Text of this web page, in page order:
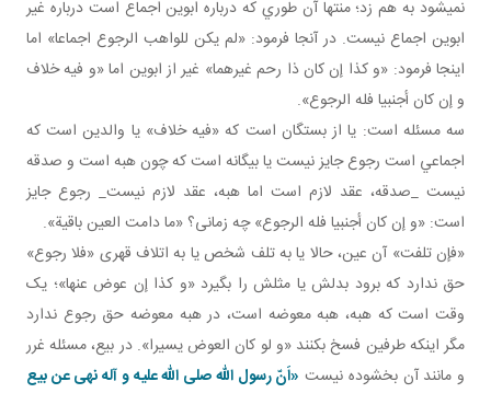
نمي شود به هم زد؛ منتها آن طوري که درباره ابوين اجماع است درباره غير
ابوين اجماع نيست. در آنجا فرمود: «لم يکن للواهب الرجوع اجماعا» اما
اينجا فرمود: «و کذا إن کان ذا رحم غيرهما» غير از ابوين اما «و فيه خلاف
و إن كان أجنبيا فله الرجوع».
سه مسئله است: يا از بستگان است که «فيه خلاف» يا والدين است که
اجماعي است رجوع جايز نيست يا بيگانه است که چون هبه است و صدقه
نيست _صدقه، عقد لازم است اما هبه، عقد لازم نيست_ رجوع جايز
است: «و إن کان أجنبيا فله الرجوع» چه زمانی؟ «ما دامت العين باقية».
«فإن تلفت» آن عين، حالا يا به تلف شخص يا به اتلاف قهری «فلا رجوع»
حق ندارد که برود بدلش يا مثلش را بگيرد «و کذا إن عوض عنها»؛ يک
وقت است که هبه، هبه معوضه است، در هبه معوضه حق رجوع ندارد
مگر اينکه طرفين فسخ بکنند «و لو کان العوض يسيرا». در بيع، مسئله غرر
و مانند آن بخشوده نيست «اَنّ رسول الله صلی الله عليه و آله نهی عن بيع